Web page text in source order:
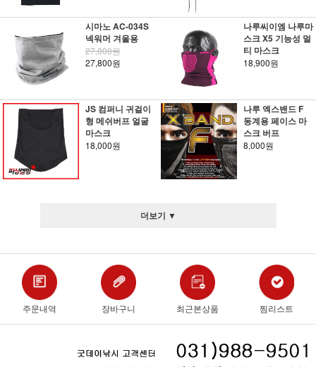
시마노 AC-034S
넥워머 겨울용
27,800원
27,800원
나루씨이엠 나루마
스크 X5 기능성 멀
티 마스크
18,900원
JS 컴퍼니 귀걸이
형 메쉬버프 얼굴
마스크
18,000원
나루 엑스밴드 F
동계용 페이스 마
스크 버프
8,000원
더보기 ▼
주문내역 장바구니 최근본상품 찜리스트